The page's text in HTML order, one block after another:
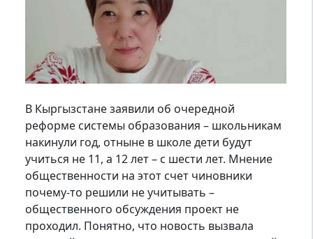
В Кыргызстане заявили об очередной
реформе системы образования – школьникам
накинули год, отныне в школе дети будут
учиться не 11, а 12 лет – с шести лет. Мнение
общественности на этот счет чиновники
почему-то решили не учитывать –
общественного обсуждения проект не
проходил. Понятно, что новость вызвала